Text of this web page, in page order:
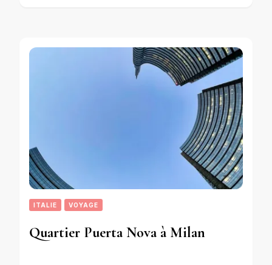
ITALIE VOYAGE
Quartier Puerta Nova à Milan